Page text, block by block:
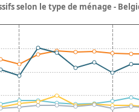
selon le type de ménage -